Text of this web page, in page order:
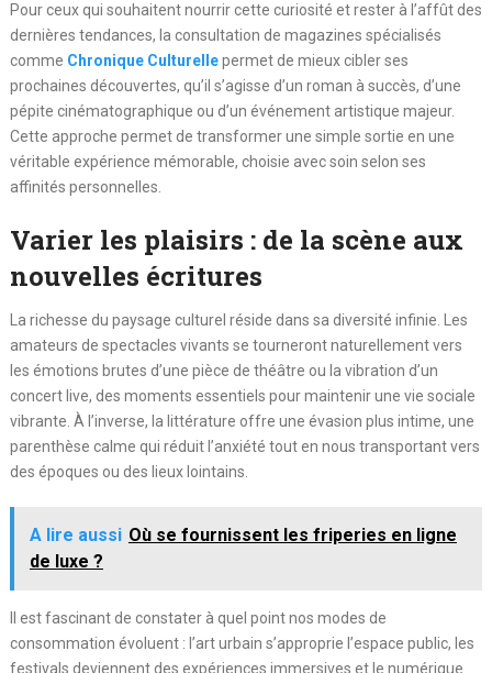
Pour ceux qui souhaitent nourrir cette curiosité et rester à l’affût des
dernières tendances, la consultation de magazines spécialisés
comme Chronique Culturellepermet de mieux cibler ses
prochaines découvertes, qu’il s’agisse d’un roman à succès, d’une
pépite cinématographique ou d’un événement artistique majeur.
Cette approche permet de transformer une simple sortie en une
véritable expérience mémorable, choisie avec soin selon ses
affinités personnelles.
Varier les plaisirs : de la scène aux
nouvelles écritures
La richesse du paysage culturel réside dans sa diversité infinie. Les
amateurs de spectacles vivants se tourneront naturellement vers
les émotions brutes d’une pièce de théâtre ou la vibration d’un
concert live, des moments essentiels pour maintenir une vie sociale
vibrante. À l’inverse, la littérature offre une évasion plus intime, une
parenthèse calme qui réduit l’anxiété tout en nous transportant vers
des époques ou des lieux lointains.
A lire aussi Où se fournissent les friperies en ligne
de luxe ?
Il est fascinant de constater à quel point nos modes de
consommation évoluent : l’art urbain s’approprie l’espace public, les
festivals deviennent des expériences immersives et le numérique